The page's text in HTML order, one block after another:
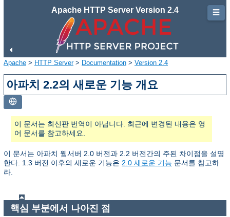
Apache HTTP Server Version 2.4
Apache > HTTP Server> Documentation > Version 2.4
아파치 2.2의 새로운 기능 개요
이 문서는 최신판 번역이 아닙니다. 최근에 변경된 내용은 영
어 문서를 참고하세요.
이 문서는 아파치 웹서버 2.0 버전과 2.2 버전간의 주된 차이점을 설명
한다. 1.3 버전 이후의 새로운 기능은 2.0 새로운 기능 문서를 참고하
라.
핵심 부분에서 나아진 점
☰